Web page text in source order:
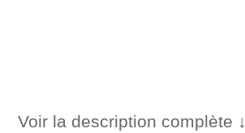
Voir la description complète ↓